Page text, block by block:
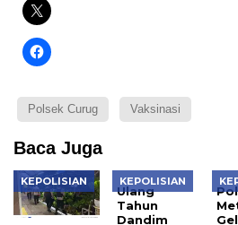
Polsek Curug Vaksinasi
Baca Juga
KEPOLISIAN KEPOLISIAN
Ulang
Tahun
Dandim